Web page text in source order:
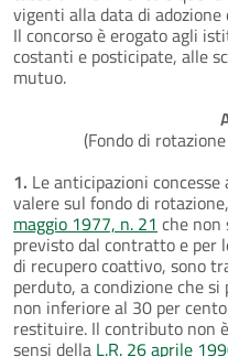
vigenti alla data di
Il concorso è erogato agli
costanti e posticipate, alle
mutuo.
(Fondo di
1. Le anticipazioni
valere sul fondo di
maggio 1977, n. 21 che
previsto dal contratto e per
di recupero coattivo, sono
perduto, a condizione che
non inferiore al 30 per
restituire. Il contributo non
sensi della L.R. 26 aprile